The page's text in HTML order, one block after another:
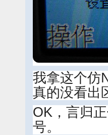
我拿这个仿
真的没看出
OK，言归
号。